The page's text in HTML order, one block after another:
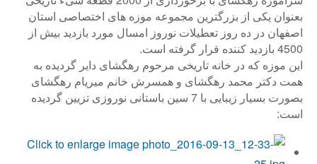
بعنوان یکی از بزرگترین مجموعه موزه های اختصاصی استان
اصفهان در ده روز تعطیلات نوروز امسال مورد بازدید بیش از
4500 بازدید کننده قرار گرفته است.
این موزه که در خانه تاریخی مرحوم رهگشای دایر گردیده به
همت دکتر محمد رهگشای و همسرش خانم میریام رهگشای
بصورت بسیار زیبایی با 7 سین باستانی نوروزی تزیین گردیده
است: